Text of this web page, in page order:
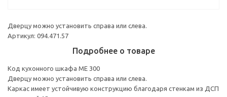
Дверцу можно установить справа или слева.
Артикул: 094.471.57
Подробнее о товаре
Код кухонного шкафа ME 300
Дверцу можно установить справа или слева.
Каркас имеет устойчивую конструкцию благодаря стенкам из ДСП